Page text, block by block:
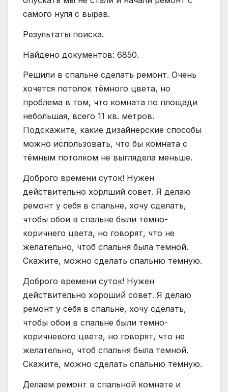
самого нуля с вырав.
Результаты поиска.
Найдено документов: 6850.
Решили в спальне сделать ремонт. Очень
хочется потолок тёмного цвета, но
проблема в том, что комната по площади
небольшая, всего 11 кв. метров.
Подскажите, какие дизайнерские способы
можно использовать, что бы комната с
тёмным потолком не выглядела меньше.
Доброго времени суток! Нужен
действительно хорлший совет. Я делаю
ремонт у себя в спальне, хочу сделать,
чтобы обои в спальне были темно-
коричнего цвета, но говорят, что не
желательно, чтоб спальня была темной.
Скажите, можно сделать спальню темную.
Доброго времени суток! Нужен
действительно хороший совет. Я делаю
ремонт у себя в спальне, хочу сделать,
чтобы обои в спальне были темно-
коричневого цвета, но говорят, что не
желательно, чтоб спальня была темной.
Скажите, можно сделать спальню темную.
Делаем ремонт в спальной комнате и